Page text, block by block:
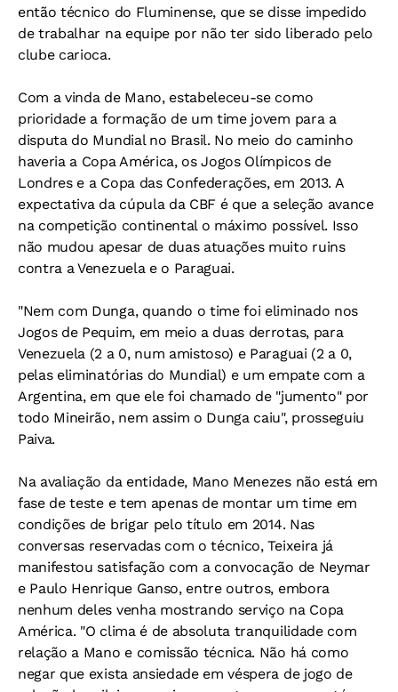
então técnico do Fluminense, que se disse impedido
de trabalhar na equipe por não ter sido liberado pelo
clube carioca.
Com a vinda de Mano, estabeleceu-se como
prioridade a formação de um time jovem para a
disputa do Mundial no Brasil. No meio do caminho
haveria a Copa América, os Jogos Olímpicos de
Londres e a Copa das Confederações, em 2013. A
expectativa da cúpula da CBF é que a seleção avance
na competição continental o máximo possível. Isso
não mudou apesar de duas atuações muito ruins
contra a Venezuela e o Paraguai.
"Nem com Dunga, quando o time foi eliminado nos
Jogos de Pequim, em meio a duas derrotas, para
Venezuela (2 a 0, num amistoso) e Paraguai (2 a 0,
pelas eliminatórias do Mundial) e um empate com a
Argentina, em que ele foi chamado de "jumento" por
todo Mineirão, nem assim o Dunga caiu", prosseguiu
Paiva.
Na avaliação da entidade, Mano Menezes não está em
fase de teste e tem apenas de montar um time em
condições de brigar pelo título em 2014. Nas
conversas reservadas com o técnico, Teixeira já
manifestou satisfação com a convocação de Neymar
e Paulo Henrique Ganso, entre outros, embora
nenhum deles venha mostrando serviço na Copa
América. "O clima é de absoluta tranquilidade com
relação a Mano e comissão técnica. Não há como
negar que exista ansiedade em véspera de jogo de